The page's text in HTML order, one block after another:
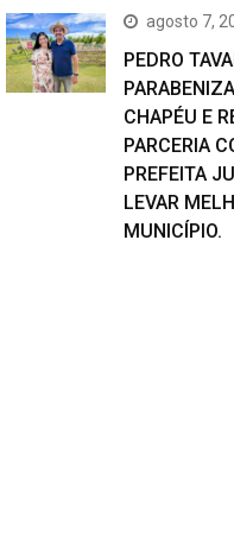
agosto 7,
PEDRO
CHAPÉU E
PARCERIA
PREFEITA
LEVAR
MUNICÍPIO.